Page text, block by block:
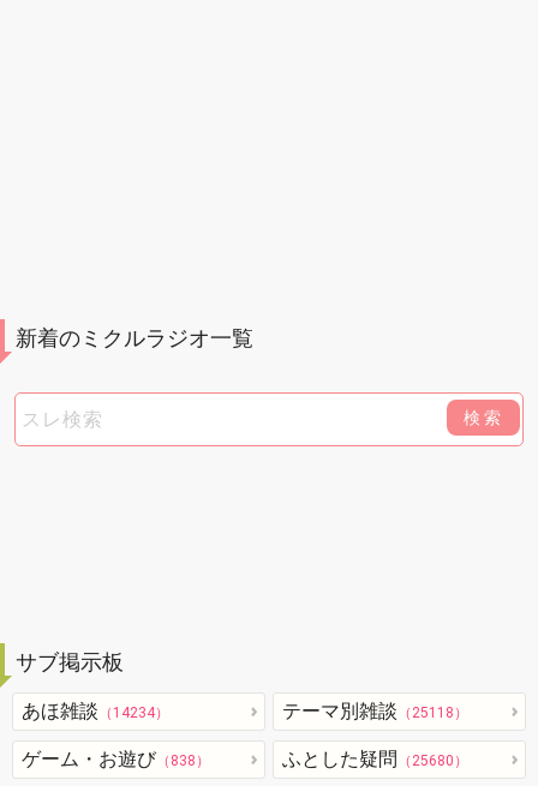
新着のミクルラジオ一覧
検索
サブ掲示板
あほ雑談 （14234） テーマ別雑談 （25118）
ゲーム・お遊び （838） ふとした疑問 （25680）